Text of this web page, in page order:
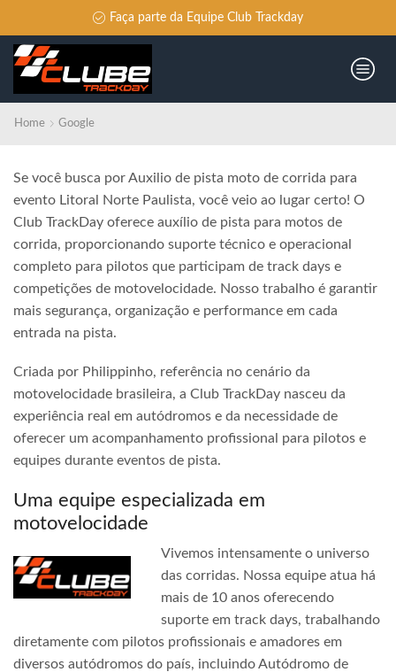
Faça parte da Equipe Club Trackday
Home Google
Se você busca por Auxilio de pista moto de corrida para
evento Litoral Norte Paulista, você veio ao lugar certo! O
Club TrackDay oferece auxílio de pista para motos de
corrida, proporcionando suporte técnico e operacional
completo para pilotos que participam de track days e
competições de motovelocidade. Nosso trabalho é garantir
mais segurança, organização e performance em cada
entrada na pista.
Criada por Philippinho, referência no cenário da
motovelocidade brasileira, a Club TrackDay nasceu da
experiência real em autódromos e da necessidade de
oferecer um acompanhamento profissional para pilotos e
equipes durante eventos de pista.
Uma equipe especializada em
motovelocidade
Vivemos intensamente o universo
das corridas. Nossa equipe atua há
mais de 10 anos oferecendo
suporte em track days, trabalhando
diretamente com pilotos profissionais e amadores em
diversos autódromos do país, incluindo Autódromo de